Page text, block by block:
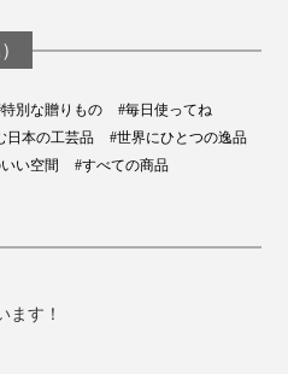
特別な贈りもの
#毎日使ってね
日本の工芸品
#世界にひとつの逸品
い空間 #すべての商品
ます！